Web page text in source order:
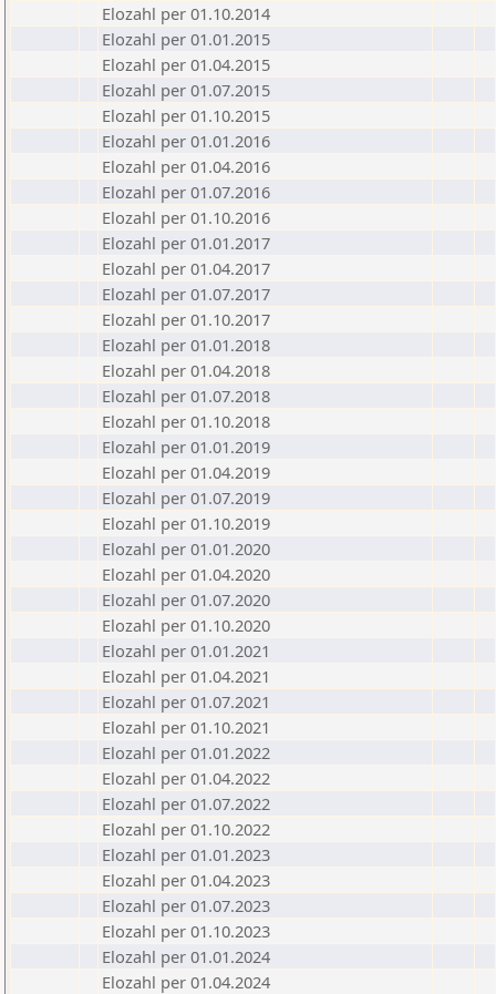
Elozahl per 01.10.2014
Elozahl per 01.01.2015
Elozahl per 01.04.2015
Elozahl per 01.07.2015
Elozahl per 01.10.2015
Elozahl per 01.01.2016
Elozahl per 01.04.2016
Elozahl per 01.07.2016
Elozahl per 01.10.2016
Elozahl per 01.01.2017
Elozahl per 01.04.2017
Elozahl per 01.07.2017
Elozahl per 01.10.2017
Elozahl per 01.01.2018
Elozahl per 01.04.2018
Elozahl per 01.07.2018
Elozahl per 01.10.2018
Elozahl per 01.01.2019
Elozahl per 01.04.2019
Elozahl per 01.07.2019
Elozahl per 01.10.2019
Elozahl per 01.01.2020
Elozahl per 01.04.2020
Elozahl per 01.07.2020
Elozahl per 01.10.2020
Elozahl per 01.01.2021
Elozahl per 01.04.2021
Elozahl per 01.07.2021
Elozahl per 01.10.2021
Elozahl per 01.01.2022
Elozahl per 01.04.2022
Elozahl per 01.07.2022
Elozahl per 01.10.2022
Elozahl per 01.01.2023
Elozahl per 01.04.2023
Elozahl per 01.07.2023
Elozahl per 01.10.2023
Elozahl per 01.01.2024
Elozahl per 01.04.2024